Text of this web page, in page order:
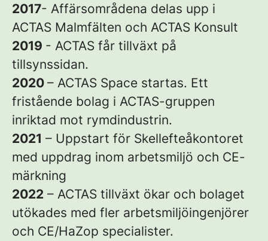
2017- Affärsområdena delas upp i
ACTAS Malmfälten och ACTAS Konsult
2019 - ACTAS får tillväxt på
tillsynssidan.
2020 – ACTAS Space startas. Ett
fristående bolag i ACTAS-gruppen
inriktad mot rymdindustrin.
2021 – Uppstart för Skellefteåkontoret
med uppdrag inom arbetsmiljö och CE-
märkning
2022 – ACTAS tillväxt ökar och bolaget
utökades med fler arbetsmiljöingenjörer
och CE/HaZop specialister.